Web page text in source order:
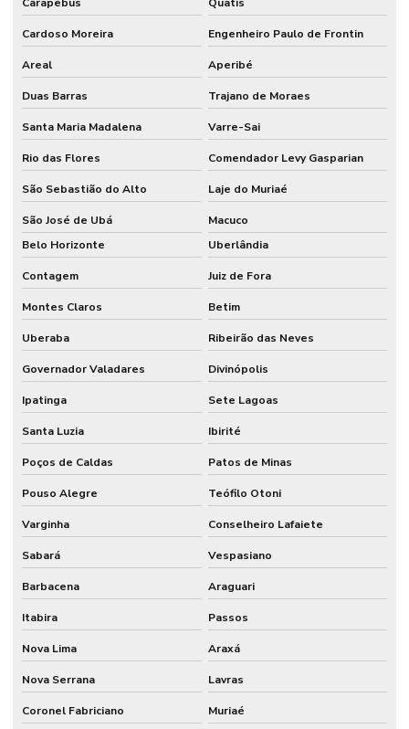
Cardoso Moreira Engenheiro Paulo de Frontin
Areal Aperibé
Duas Barras Trajano de Moraes
Santa Maria Madalena Varre-Sai
Rio das Flores Comendador Levy Gasparian
São Sebastião do Alto Laje do Muriaé
São José de Ubá
Macuco
Belo Horizonte
Uberlândia
Contagem Juiz de Fora
Montes Claros Betim
Uberaba Ribeirão das Neves
Governador Valadares Divinópolis
Ipatinga Sete Lagoas
Santa Luzia Ibirité
Poços de Caldas Patos de Minas
Pouso Alegre Teófilo Otoni
Varginha Conselheiro Lafaiete
Sabará Vespasiano
Barbacena Araguari
Itabira Passos
Nova Lima Araxá
Nova Serrana Lavras
Coronel Fabriciano Muriaé